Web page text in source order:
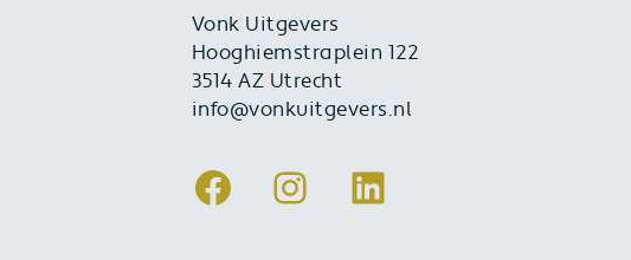
Vonk Uitgevers
Hooghiemstraplein 122
3514 AZ Utrecht
info@vonkuitgevers.nl
Facebook
Instagram
LinkedIn